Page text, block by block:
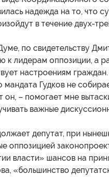
надежда на то, что
в течение двух-
по свидетельству
к лидерам оппозиции, а
настроениям
мандата Гудков не
он, – помогает мне
важные
депутат, при
оппозицией
власти» шансов на
«большинство